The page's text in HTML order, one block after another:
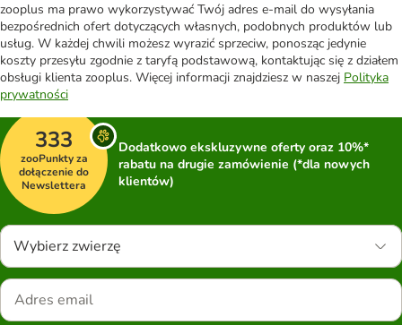
zooplus ma prawo wykorzystywać Twój adres e-mail do wysyłania
bezpośrednich ofert dotyczących własnych, podobnych produktów lub
usług. W każdej chwili możesz wyrazić sprzeciw, ponosząc jedynie
koszty przesyłu zgodnie z taryfą podstawową, kontaktując się z działem
obsługi klienta zooplus. Więcej informacji znajdziesz w naszej Polityka
prywatności
333
zooPunkty za
dołączenie do
Newslettera
Dodatkowo ekskluzywne oferty oraz 10%*
rabatu na drugie zamówienie (*dla nowych
klientów)
Wybierz zwierzę